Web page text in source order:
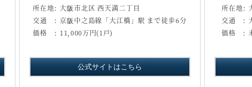
所在地: 大阪市北区 西天満二丁目
交通 : 京阪中之島線「大江橋」駅 まで徒歩6分
価格 : 11,000万円(1戸)
公式サイトはこちら
所在地:
交通 :
価格 :